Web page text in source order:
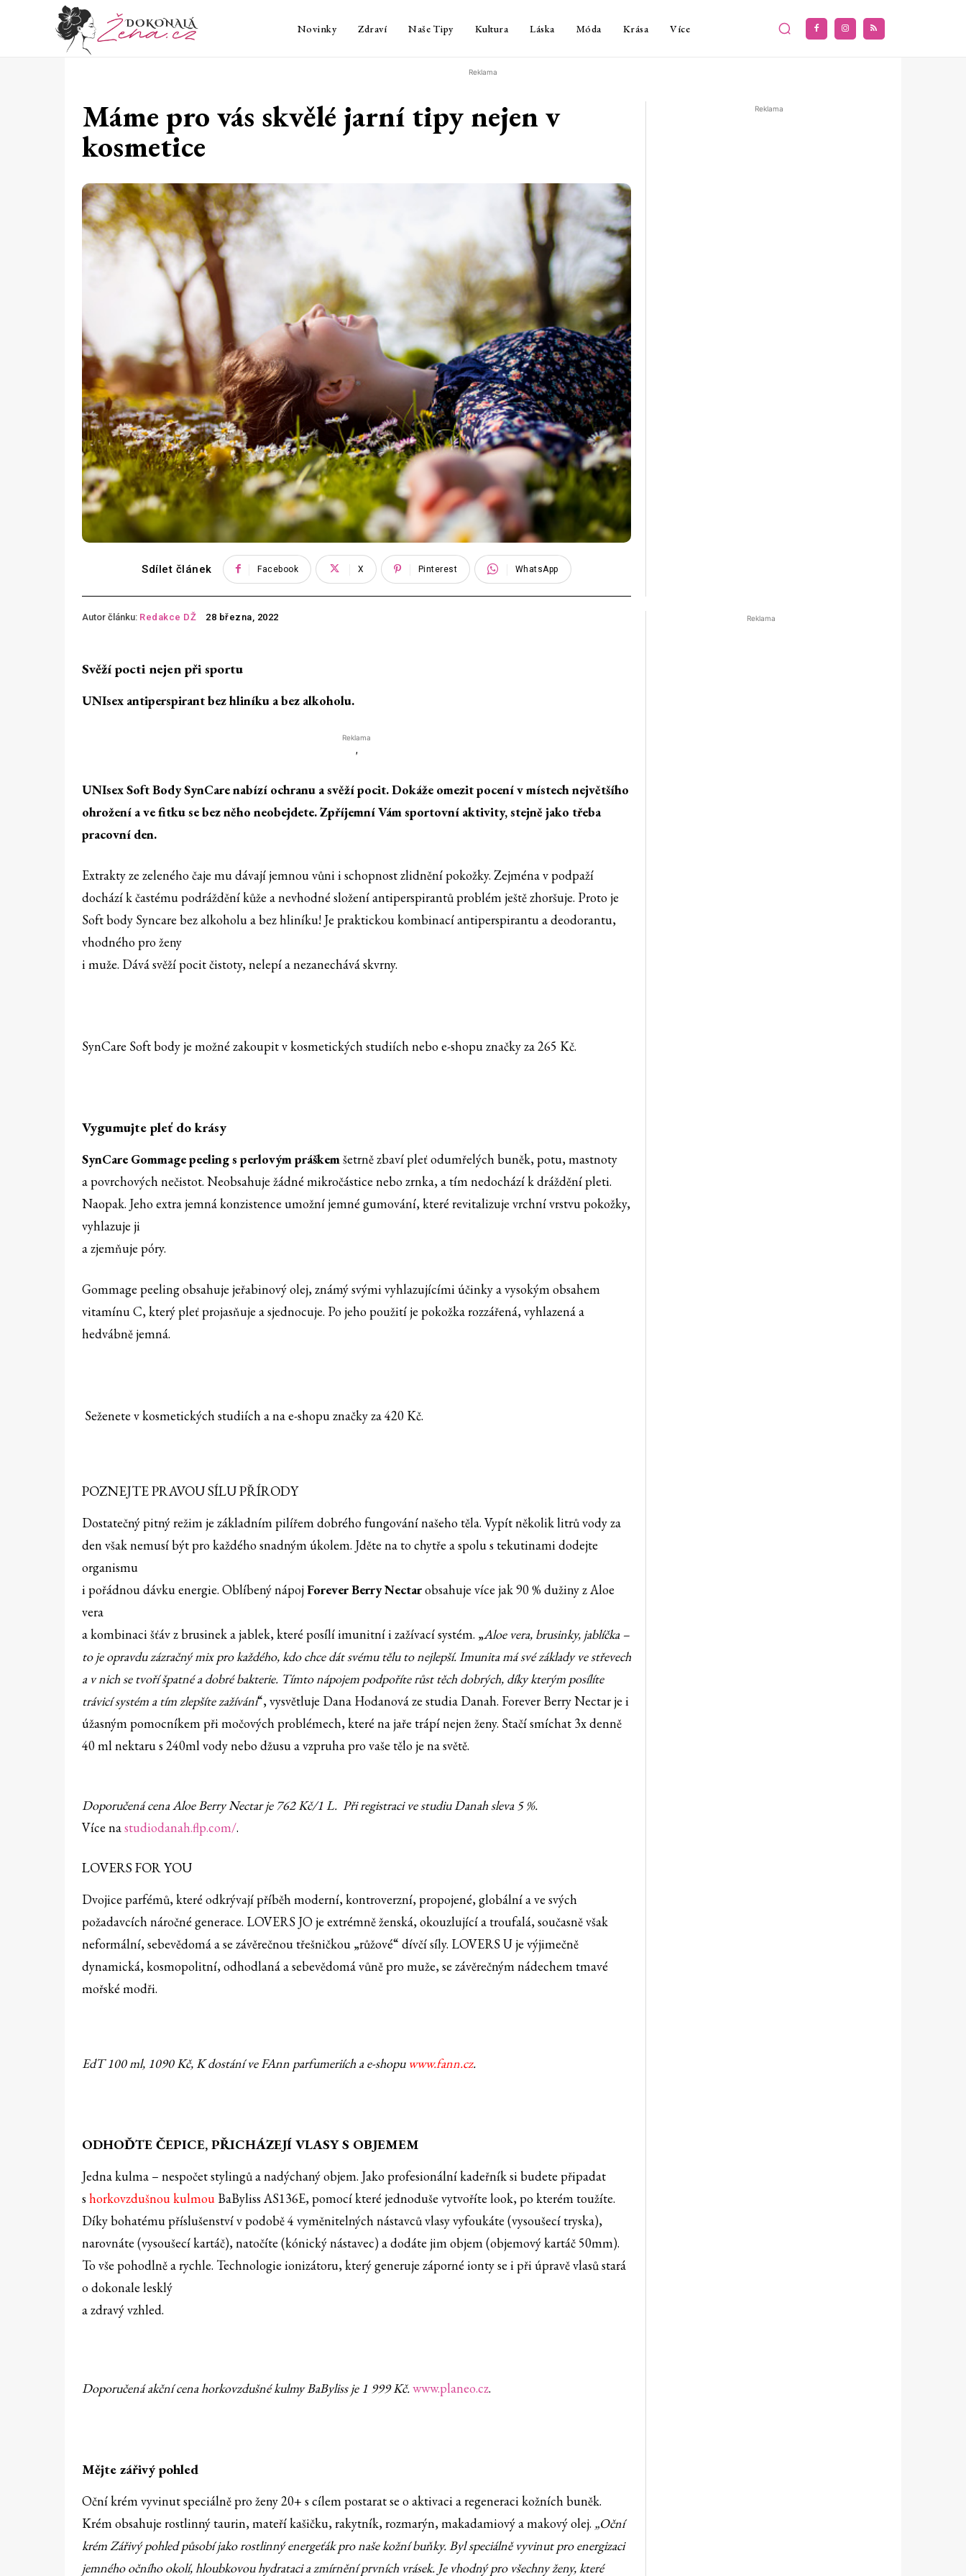
Novinky Zdraví Naše Tipy Kultura Láska Móda Krása Více
Reklama
Máme pro vás skvělé jarní tipy nejen v
kosmetice
Sdílet článek Facebook X Pinterest WhatsApp
Reklama
Autor článku: Redakce DŽ 28 března, 2022
Svěží pocti nejen při sportu
UNIsex antiperspirantbez hliníku a bez alkoholu.
Reklama
'
UNIsex Soft Body SynCare nabízí ochranu a svěží pocit. Dokáže omezit pocení v místech největšího
ohrožení a ve fitku se bez něho neobejdete. Zpříjemní Vám sportovní aktivity, stejně jako třeba
pracovní den.
Extrakty ze zeleného čaje mu dávají jemnou vůni i schopnost zlidnění pokožky. Zejména v podpaží
dochází k častému podráždění kůže a nevhodné složení antiperspirantů problém ještě zhoršuje. Proto je
Soft body Syncare bez alkoholu a bez hliníku! Je praktickou kombinací antiperspirantu a deodorantu,
vhodného pro ženy
i muže. Dává svěží pocit čistoty, nelepí a nezanechává skvrny.
SynCare Soft body je možné zakoupit v kosmetických studiích nebo e-shopu značky za 265 Kč.
Vygumujte pleť do krásy
SynCare Gommage peeling s perlovým práškemšetrně zbaví pleť odumřelých buněk, potu, mastnoty
a povrchových nečistot. Neobsahuje žádné mikročástice nebo zrnka, a tím nedochází k dráždění pleti.
Naopak. Jeho extra jemná konzistence umožní jemné gumování, které revitalizuje vrchní vrstvu pokožky,
vyhlazuje ji
a zjemňuje póry.
Gommage peeling obsahuje jeřabinový olej, známý svými vyhlazujícími účinky a vysokým obsahem
vitamínu C, který pleť projasňuje a sjednocuje. Po jeho použití je pokožka rozzářená, vyhlazená a
hedvábně jemná.
Seženete v kosmetických studiích a na e-shopu značky za 420 Kč.
POZNEJTE PRAVOU SÍLU PŘÍRODY
Dostatečný pitný režim je základním pilířem dobrého fungování našeho těla. Vypít několik litrů vody za
den však nemusí být pro každého snadným úkolem. Jděte na to chytře a spolu s tekutinami dodejte
organismu
i pořádnou dávku energie. Oblíbený nápojForever Berry Nectarobsahuje více jak 90 % dužiny z Aloe
vera
a kombinaci šťáv z brusinek a jablek, které posílí imunitní i zažívací systém. „Aloe vera, brusinky, jablíčka –
to je opravdu zázračný mix pro každého, kdo chce dát svému tělu to nejlepší. Imunita má své základy ve střevech
a v nich se tvoří špatné a dobré bakterie. Tímto nápojem podpoříte růst těch dobrých, díky kterým posílíte
trávicí systém a tím zlepšíte zažívání“, vysvětluje Dana Hodanová ze studia Danah. Forever Berry Nectar je i
úžasným pomocníkem při močových problémech, které na jaře trápí nejen ženy. Stačí smíchat 3x denně
40 ml nektaru s 240ml vody nebo džusu a vzpruha pro vaše tělo je na světě.
Doporučená cena Aloe Berry Nectar je 762Kč/1 L. Při registraci ve studiu Danah sleva 5 %.
Více nastudiodanah.flp.com/.
LOVERS FOR YOU
Dvojice parfémů, které odkrývají příběh moderní, kontroverzní, propojené, globální a ve svých
požadavcích náročné generace. LOVERS JO je extrémně ženská, okouzlující a troufalá, současně však
neformální, sebevědomá a se závěrečnou třešničkou „růžové“ dívčí síly. LOVERS U je výjimečně
dynamická, kosmopolitní, odhodlaná a sebevědomá vůně pro muže, se závěrečným nádechem tmavé
mořské modři.
EdT 100 ml, 1090 Kč, K dostání ve FAnn parfumeriích a e-shopu www.fann.cz.
ODHOĎTE ČEPICE, PŘICHÁZEJÍ VLASY S OBJEMEM
Jedna kulma – nespočet stylingů a nadýchaný objem. Jako profesionální kadeřník si budete připadat
s horkovzdušnou kulmouBaByliss AS136E, pomocí které jednoduše vytvoříte look, po kterém toužíte.
Díky bohatému příslušenství v podobě 4 vyměnitelných nástavců vlasy vyfoukáte (vysoušecí tryska),
narovnáte (vysoušecí kartáč), natočíte (kónický nástavec) a dodáte jim objem (objemový kartáč 50mm).
To vše pohodlně a rychle. Technologie ionizátoru, který generuje záporné ionty se i při úpravě vlasů stará
o dokonale lesklý
a zdravý vzhled.
Doporučená akční cena horkovzdušné kulmy BaByliss je 1 999 Kč.www.planeo.cz.
Mějte zářivý pohled
Oční krém vyvinut speciálně pro ženy 20+ s cílem postarat se o aktivaci a regeneraci kožních buněk.
Krém obsahuje rostlinný taurin, mateří kašičku, rakytník, rozmarýn, makadamiový a makový olej. „Oční
krém Zářivý pohled působí jako rostlinný energeťák pro naše kožní buňky. Byl speciálně vyvinut pro energizaci
jemného očního okolí, hloubkovou hydrataci a zmírnění prvních vrásek. Je vhodný pro všechny ženy, které
Reklama